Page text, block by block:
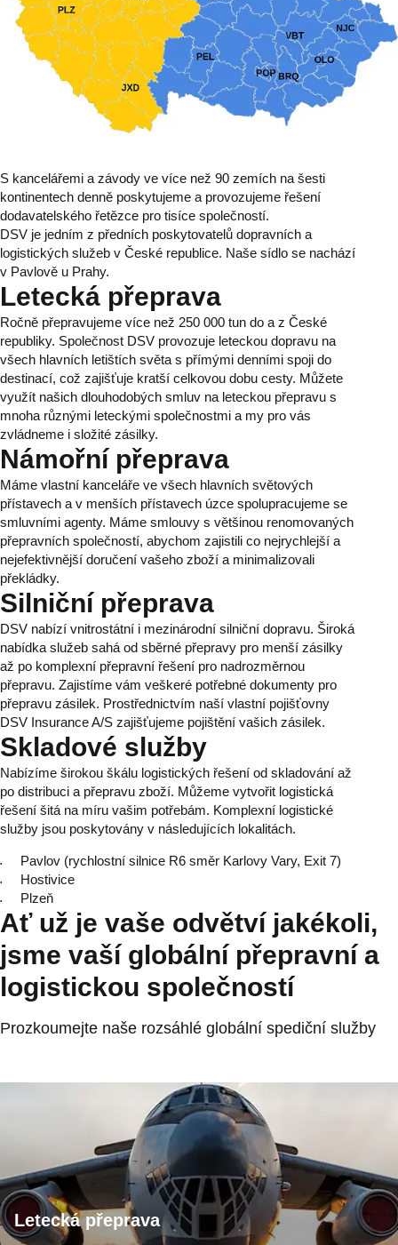
S kancelářemi a závody ve více než 90 zemích na šesti
kontinentech denně poskytujeme a provozujeme řešení
dodavatelského řetězce pro tisíce společností.
DSV je jedním z předních poskytovatelů dopravních a
logistických služeb v České republice. Naše sídlo se nachází
v Pavlově u Prahy.
Letecká přeprava
Ročně přepravujeme více než 250 000 tun do a z České
republiky. Společnost DSV provozuje leteckou dopravu na
všech hlavních letištích světa s přímými denními spoji do
destinací, což zajišťuje kratší celkovou dobu cesty. Můžete
využít našich dlouhodobých smluv na leteckou přepravu s
mnoha různými leteckými společnostmi a my pro vás
zvládneme i složité zásilky.
Námořní přeprava
Máme vlastní kanceláře ve všech hlavních světových
přístavech a v menších přístavech úzce spolupracujeme se
smluvními agenty. Máme smlouvy s většinou renomovaných
přepravních společností, abychom zajistili co nejrychlejší a
nejefektivnější doručení vašeho zboží a minimalizovali
překládky.
Silniční přeprava
DSV nabízí vnitrostátní i mezinárodní silniční dopravu. Široká
nabídka služeb sahá od sběrné přepravy pro menší zásilky
až po komplexní přepravní řešení pro nadrozměrnou
přepravu. Zajistíme vám veškeré potřebné dokumenty pro
přepravu zásilek. Prostřednictvím naší vlastní pojišťovny
DSV Insurance A/S zajišťujeme pojištění vašich zásilek.
Skladové služby
Nabízíme širokou škálu logistických řešení od skladování až
po distribuci a přepravu zboží. Můžeme vytvořit logistická
řešení šitá na míru vašim potřebám. Komplexní logistické
služby jsou poskytovány v následujících lokalitách.
Pavlov (rychlostní silnice R6 směr Karlovy Vary, Exit 7)
Hostivice
Plzeň
Ať už je vaše odvětví jakékoli,
jsme vaší globální přepravní a
logistickou společností
Prozkoumejte naše rozsáhlé globální spediční služby
Letecká přeprava